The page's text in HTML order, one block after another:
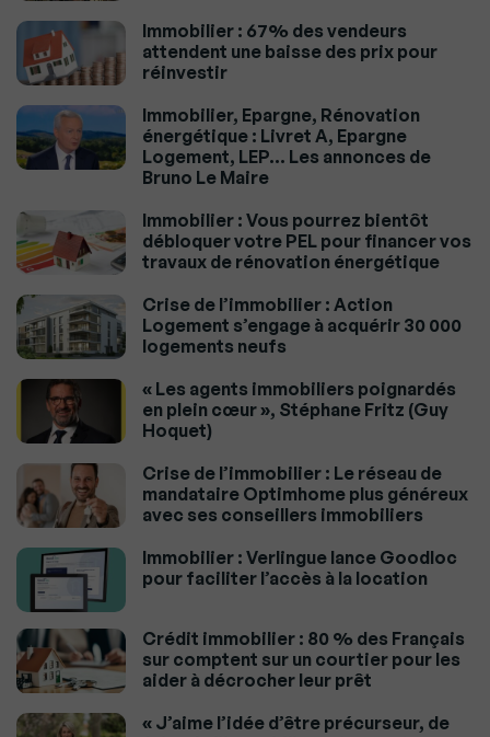
Immobilier : 67% des vendeurs
attendent une baisse des prix pour
réinvestir
Immobilier, Epargne, Rénovation
énergétique : Livret A, Epargne
Logement, LEP… Les annonces de
Bruno Le Maire
Immobilier : Vous pourrez bientôt
débloquer votre PEL pour financer vos
travaux de rénovation énergétique
Crise de l’immobilier : Action
Logement s’engage à acquérir 30 000
logements neufs
« Les agents immobiliers poignardés
en plein cœur », Stéphane Fritz (Guy
Hoquet)
Crise de l’immobilier : Le réseau de
mandataire Optimhome plus généreux
avec ses conseillers immobiliers
Immobilier : Verlingue lance Goodloc
pour faciliter l’accès à la location
Crédit immobilier : 80 % des Français
sur comptent sur un courtier pour les
aider à décrocher leur prêt
« J’aime l’idée d’être précurseur, de